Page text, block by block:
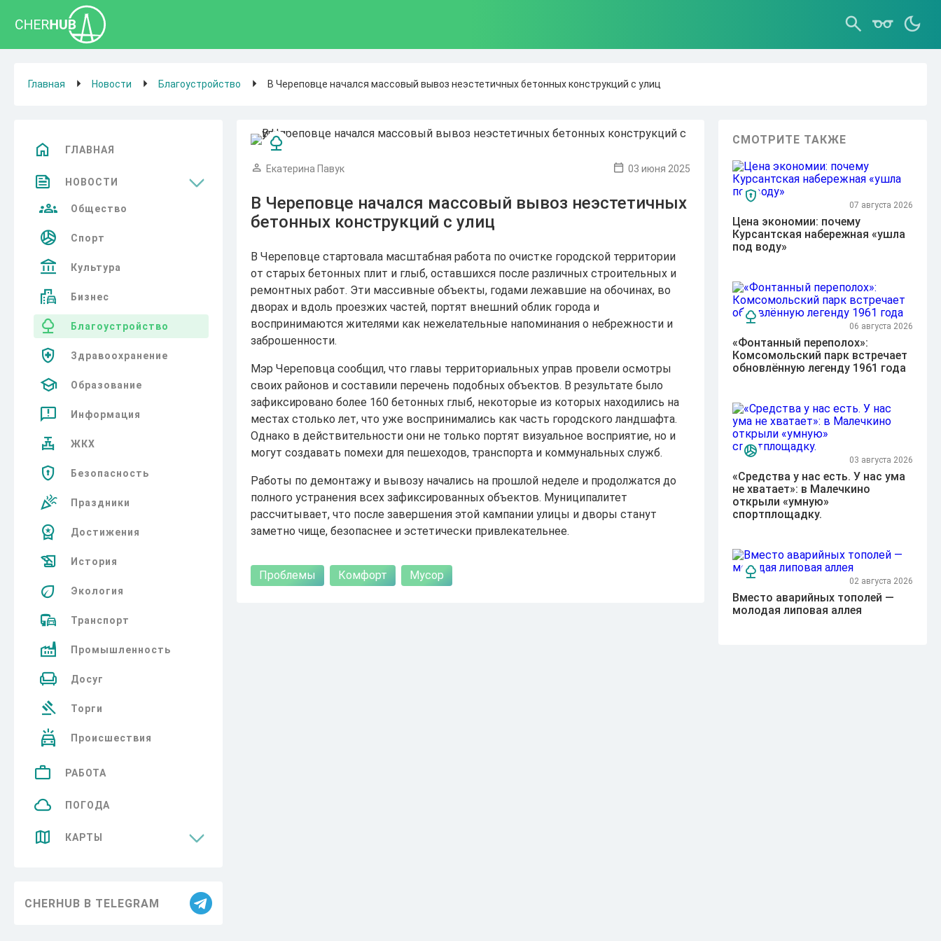
Главная Новости Благоустройство В Череповце начался массовый вывоз неэстетичных бетонных конструкций с улиц
ГЛАВНАЯ
НОВОСТИ
Общество
Спорт
Культура
Бизнес
Благоустройство
Здравоохранение
Образование
Информация
ЖКХ
Безопасность
Праздники
Достижения
История
Экология
Транспорт
Промышленность
Досуг
Торги
Происшествия
РАБОТА
ПОГОДА
КАРТЫ
CHERHUB В TELEGRAM
Екатерина Павук 03 июня 2025
В Череповце начался массовый вывоз неэстетичных
бетонных конструкций с улиц
В Череповце стартовала масштабная работа по очистке городской территории
от старых бетонных плит и глыб, оставшихся после различных строительных и
ремонтных работ. Эти массивные объекты, годами лежавшие на обочинах, во
дворах и вдоль проезжих частей, портят внешний облик города и
воспринимаются жителями как нежелательные напоминания о небрежности и
заброшенности.
Мэр Череповца сообщил, что главы территориальных управ провели осмотры
своих районов и составили перечень подобных объектов. В результате было
зафиксировано более 160 бетонных глыб, некоторые из которых находились на
местах столько лет, что уже воспринимались как часть городского ландшафта.
Однако в действительности они не только портят визуальное восприятие, но и
могут создавать помехи для пешеходов, транспорта и коммунальных служб.
Работы по демонтажу и вывозу начались на прошлой неделе и продолжатся до
полного устранения всех зафиксированных объектов. Муниципалитет
рассчитывает, что после завершения этой кампании улицы и дворы станут
заметно чище, безопаснее и эстетически привлекательнее.
Проблемы Комфорт Мусор
СМОТРИТЕ ТАКЖЕ
07 августа 2026
Цена экономии: почему
Курсантская набережная «ушла
под воду»
06 августа 2026
«Фонтанный переполох»:
Комсомольский парк встречает
обновлённую легенду 1961 года
03 августа 2026
«Средства у нас есть. У нас ума
не хватает»: в Малечкино
открыли «умную»
спортплощадку.
02 августа 2026
Вместо аварийных тополей —
молодая липовая аллея